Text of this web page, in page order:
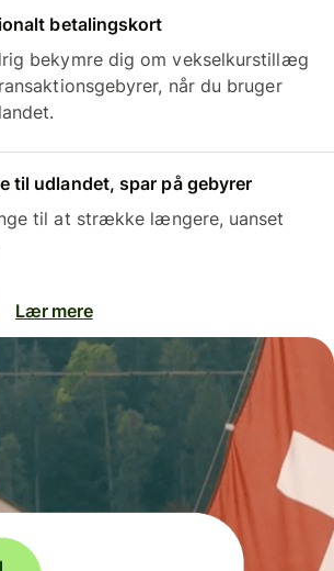
betalingskort
bekymre dig om vekselkurstillæg
når du bruger
til udlandet, spar på gebyrer
til at strække længere, uanset
Lær mere